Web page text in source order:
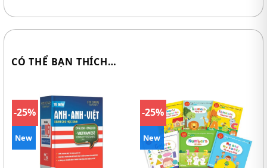
CÓ THỂ BẠN THÍCH…
-25%
New
-25%
New